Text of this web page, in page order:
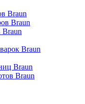
Braun
Braun
Braun
Braun
Braun
Braun